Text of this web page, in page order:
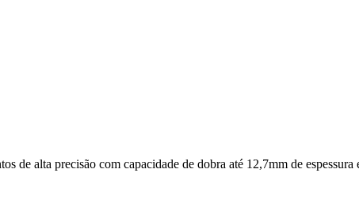
de alta precisão com capacidade de dobra até 12,7mm de